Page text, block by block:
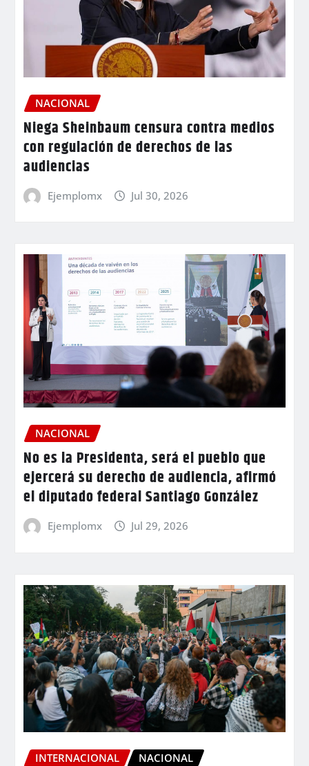
NACIONAL
Niega Sheinbaum censura contra medios
con regulación de derechos de las
audiencias
Ejemplomx Jul 30, 2026
NACIONAL
No es la Presidenta, será el pueblo que
ejercerá su derecho de audiencia, afirmó
el diputado federal Santiago González
Ejemplomx Jul 29, 2026
INTERNACIONAL NACIONAL